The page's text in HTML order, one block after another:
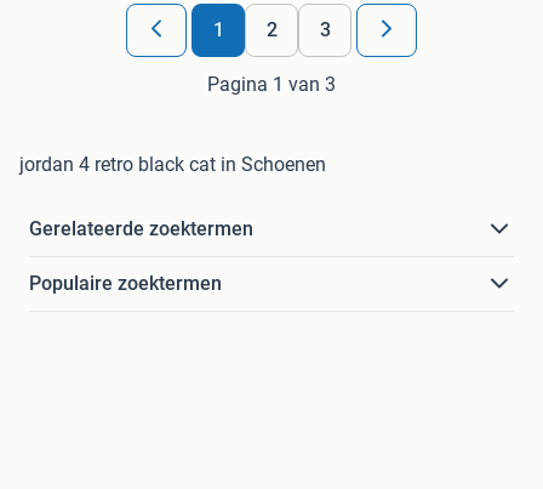
1 2 3
Pagina 1 van 3
jordan 4 retro black cat in Schoenen
Gerelateerde zoektermen
Populaire zoektermen